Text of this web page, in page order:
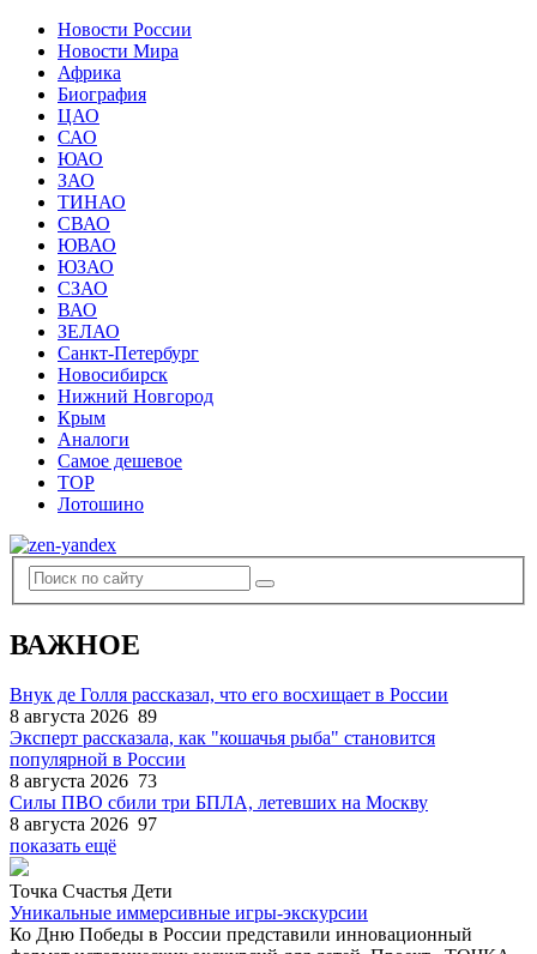
Новости России
Новости Мира
Африка
Биография
ЦАО
САО
ЮАО
ЗАО
ТИНАО
СВАО
ЮВАО
ЮЗАО
СЗАО
ВАО
ЗЕЛАО
Санкт-Петербург
Новосибирск
Нижний Новгород
Крым
Аналоги
Самое дешевое
TOP
Лотошино
ВАЖНОЕ
Внук де Голля рассказал, что его восхищает в России
8 августа 2026 89
Эксперт рассказала, как "кошачья рыба" становится
популярной в России
8 августа 2026 73
Силы ПВО сбили три БПЛА, летевших на Москву
8 августа 2026 97
показать ещё
Точка Счастья Дети
Уникальные иммерсивные игры-экскурсии
Ко Дню Победы в России представили инновационный